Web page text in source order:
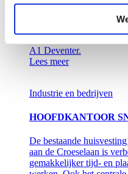
De nieuwbouw voldoet
Very Good. Het pand is
A1 Deventer.
Lees meer
Industrie en bedrijven
HOOFDKANTOOR
De bestaande
aan de Croeselaan is
gemakkelijker tijd- en